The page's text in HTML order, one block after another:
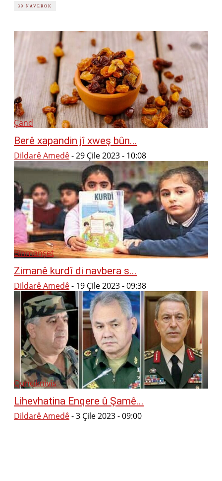
39 NAVEROK
Çand
Berê xapandin jî xweş bûn...
Dildarê Amedê-29 Çile 2023 - 10:08
Binmanşet
Zimanê kurdî di navbera s...
Dildarê Amedê- 19 Çile 2023 - 09:38
Qunciknivîs
Lihevhatina Enqere û Şamê...
Dildarê Amedê-3 Çile 2023 - 09:00